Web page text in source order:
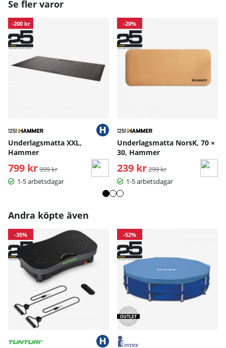
Se fler varor
-200 kr
Underlagsmatta XXL,
Hammer
799 kr Ordinarie pris:
999 kr
1-5 arbetsdagar
-20%
Underlagsmatta NorsK, 70 ×
30, Hammer
239 kr Ordinarie pris:
299 kr
1-5 arbetsdagar
Andra köpte även
-35% -52%